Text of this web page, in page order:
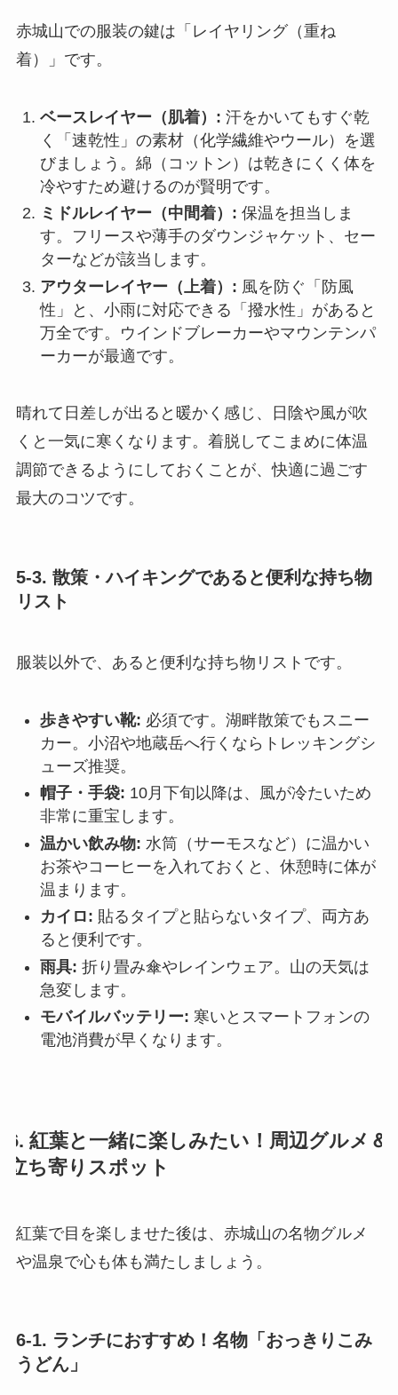
赤城山での服装の鍵は「レイヤリング（重ね
着）」です。
ベースレイヤー（肌着）: 汗をかいてもすぐ乾
く「速乾性」の素材（化学繊維やウール）を選
びましょう。綿（コットン）は乾きにくく体を
冷やすため避けるのが賢明です。
ミドルレイヤー（中間着）: 保温を担当しま
す。フリースや薄手のダウンジャケット、セー
ターなどが該当します。
アウターレイヤー（上着）: 風を防ぐ「防風
性」と、小雨に対応できる「撥水性」があると
万全です。ウインドブレーカーやマウンテンパ
ーカーが最適です。
晴れて日差しが出ると暖かく感じ、日陰や風が吹
くと一気に寒くなります。着脱してこまめに体温
調節できるようにしておくことが、快適に過ごす
最大のコツです。
5-3. 散策・ハイキングであると便利な持ち物
リスト
服装以外で、あると便利な持ち物リストです。
歩きやすい靴: 必須です。湖畔散策でもスニー
カー。小沼や地蔵岳へ行くならトレッキングシ
ューズ推奨。
帽子・手袋: 10月下旬以降は、風が冷たいため
非常に重宝します。
温かい飲み物: 水筒（サーモスなど）に温かい
お茶やコーヒーを入れておくと、休憩時に体が
温まります。
カイロ: 貼るタイプと貼らないタイプ、両方あ
ると便利です。
雨具: 折り畳み傘やレインウェア。山の天気は
急変します。
モバイルバッテリー: 寒いとスマートフォンの
電池消費が早くなります。
6. 紅葉と一緒に楽しみたい！周辺グルメ＆
立ち寄りスポット
紅葉で目を楽しませた後は、赤城山の名物グルメ
や温泉で心も体も満たしましょう。
6-1. ランチにおすすめ！名物「おっきりこみ
うどん」